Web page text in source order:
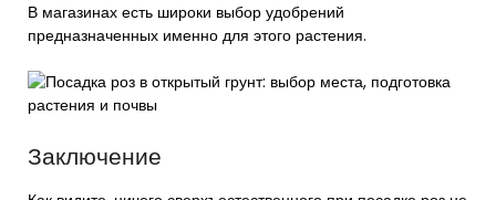
В магазинах есть широки выбор удобрений
предназначенных именно для этого растения.
Заключение